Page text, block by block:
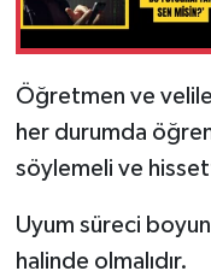
Öğretmen ve
her durumda
söylemeli ve
Uyum süreci
halinde olmalıdır.